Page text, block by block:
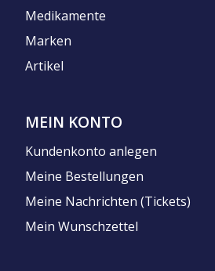
Medikamente
Marken
Artikel
MEIN KONTO
Kundenkonto anlegen
Meine Bestellungen
Meine Nachrichten (Tickets)
Mein Wunschzettel